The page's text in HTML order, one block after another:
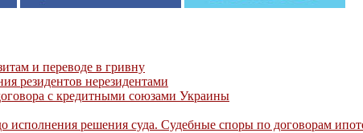
и переводе в гривну
резидентов нерезидентами
с кредитными союзами Украины
исполнения решения суда. Судебные споры по договорам